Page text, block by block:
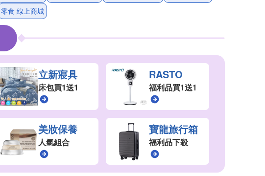
零食 線上商城
立新寢具
床包買1送1
RASTO
福利品買1送1
美妝保養
人氣組合
寶龍旅行箱
福利品下殺